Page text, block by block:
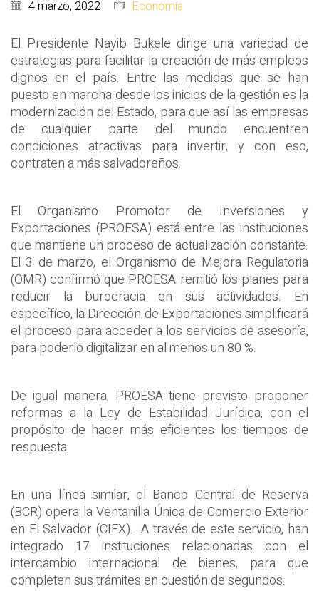
4 marzo, 2022 Economía
El Presidente Nayib Bukele dirige una variedad de
estrategias para facilitar la creación de más empleos
dignos en el país. Entre las medidas que se han
puesto en marcha desde los inicios de la gestión es la
modernización del Estado, para que así las empresas
de cualquier parte del mundo encuentren
condiciones atractivas para invertir, y con eso,
contraten a más salvadoreños.
El Organismo Promotor de Inversiones y
Exportaciones (PROESA) está entre las instituciones
que mantiene un proceso de actualización constante.
El 3 de marzo, el Organismo de Mejora Regulatoria
(OMR) confirmó que PROESA remitió los planes para
reducir la burocracia en sus actividades. En
específico, la Dirección de Exportaciones simplificará
el proceso para acceder a los servicios de asesoría,
para poderlo digitalizar en al menos un 80 %.
De igual manera, PROESA tiene previsto proponer
reformas a la Ley de Estabilidad Jurídica, con el
propósito de hacer más eficientes los tiempos de
respuesta.
En una línea similar, el Banco Central de Reserva
(BCR) opera la Ventanilla Única de Comercio Exterior
en El Salvador (CIEX). A través de este servicio, han
integrado 17 instituciones relacionadas con el
intercambio internacional de bienes, para que
completen sus trámites en cuestión de segundos.